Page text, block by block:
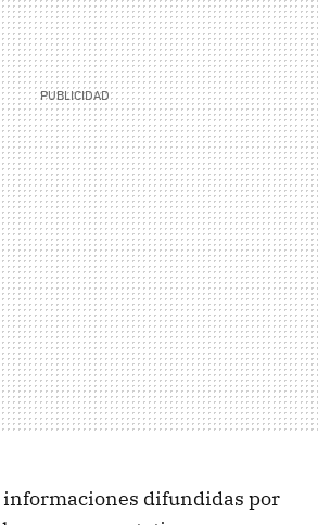
informaciones difundidas por